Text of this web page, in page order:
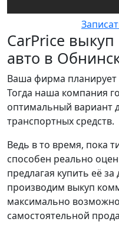
CarPrice
авто в
Ваша фирма планирует
Тогда наша компания
оптимальный вариант
транспортных средств.
Ведь в то время, пока
способен реально
предлагая купить её
производим выкуп
максимально
самостоятельной